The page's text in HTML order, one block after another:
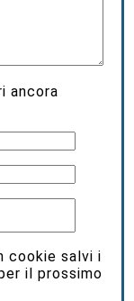
ancora
cookie salvi i
il prossimo